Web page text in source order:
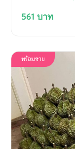
561 บาท
พร้อมขาย